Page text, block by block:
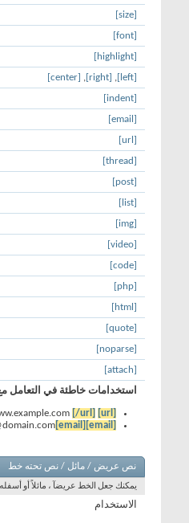
[size]
[font]
[highlight]
[left]
,
[right]
,
[center]
[indent]
[email]
[url]
[thread]
[post]
[list]
[img]
[video]
[code]
[php]
[html]
[quote]
[noparse]
[attach]
استخدامات خاطئة في التعامل
[url]
[/url]
[email]
[email]
نص عريض / مائل / نص تحته خط
يمكنك جعل الخط عريضآ ، مائلاً أو
الاستخدام